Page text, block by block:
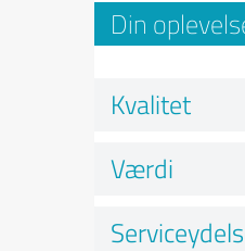
Din
Kvalitet
Værdi